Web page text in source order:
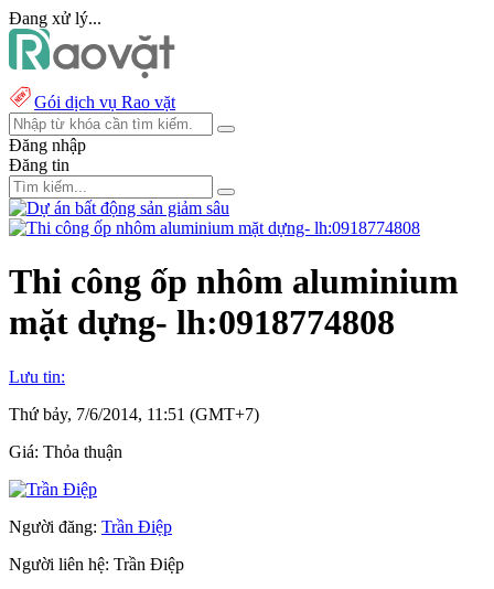
Đang xử lý...
Gói dịch vụ Rao vặt
Đăng nhập
Đăng tin
Thi công ốp nhôm aluminium
mặt dựng- lh:0918774808
Lưu tin:
Thứ bảy, 7/6/2014, 11:51 (GMT+7)
Giá: Thỏa thuận
Người đăng: Trần Điệp
Người liên hệ: Trần Điệp